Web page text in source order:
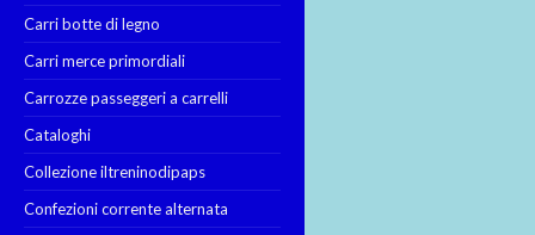
Carri botte di legno
Carri merce primordiali
Carrozze passeggeri a carrelli
Cataloghi
Collezione iltreninodipaps
Confezioni corrente alternata